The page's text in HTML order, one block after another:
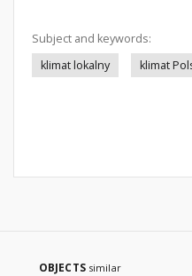
Subject and keywords:
klimat lokalny
klimat
OBJECTS similar